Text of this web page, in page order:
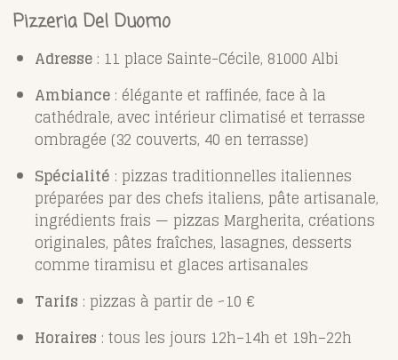
Pizzeria Del Duomo
Adresse : 11 place Sainte-Cécile, 81000 Albi
Ambiance : élégante et raffinée, face à la
cathédrale, avec intérieur climatisé et terrasse
ombragée (32 couverts, 40 en terrasse)
Spécialité : pizzas traditionnelles italiennes
préparées par des chefs italiens, pâte artisanale,
ingrédients frais — pizzas Margherita, créations
originales, pâtes fraîches, lasagnes, desserts
comme tiramisu et glaces artisanales
Tarifs : pizzas à partir de ~10 €
Horaires : tous les jours 12h–14h et 19h–22h